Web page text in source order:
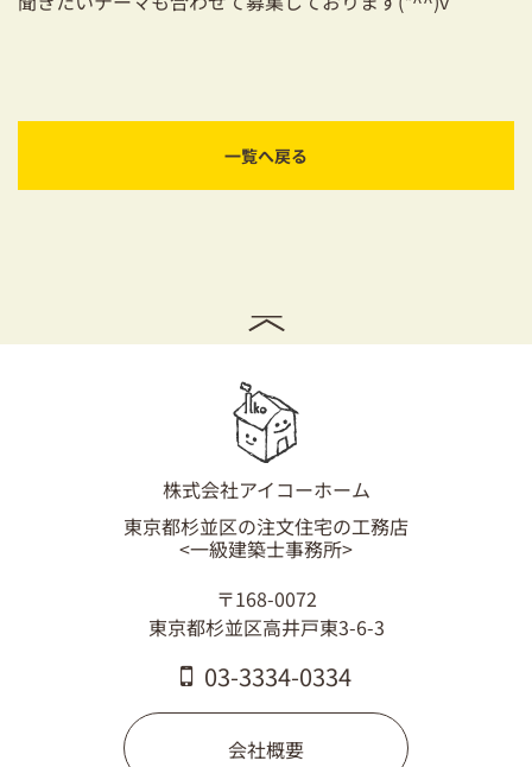
一覧へ戻る
株式会社アイコーホーム
東京都杉並区の注文住宅の工務店
<一級建築士事務所>
〒168-0072
東京都杉並区高井戸東3-6-3
03-3334-0334
会社概要